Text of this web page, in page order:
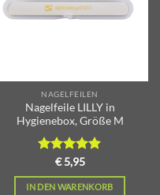
NAGELFEILEN
Nagelfeile LILLY in
Hygienebox, Größe M
Bewertet
mit5.00
von 5
€ 5,95
IN DEN WARENKORB